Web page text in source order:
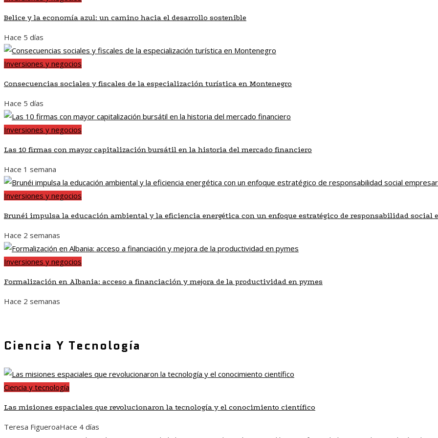
Belice y la economía azul: un camino hacia el desarrollo sostenible
Hace 5 días
Inversiones y negocios
Consecuencias sociales y fiscales de la especialización turística en Montenegro
Hace 5 días
Inversiones y negocios
Las 10 firmas con mayor capitalización bursátil en la historia del mercado financiero
Hace 1 semana
Inversiones y negocios
Brunéi impulsa la educación ambiental y la eficiencia energética con un enfoque estratégico de responsabilidad social
Hace 2 semanas
Inversiones y negocios
Formalización en Albania: acceso a financiación y mejora de la productividad en pymes
Hace 2 semanas
Ciencia Y Tecnología
Ciencia y tecnología
Las misiones espaciales que revolucionaron la tecnología y el conocimiento científico
Teresa FigueroaHace 4 días